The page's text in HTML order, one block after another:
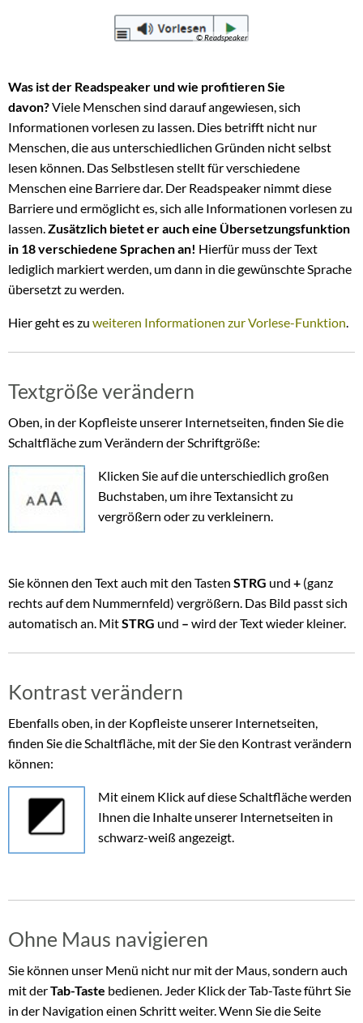
© Readspeaker
Was ist der Readspeaker und wie profitieren Sie
davon?Viele Menschen sind darauf angewiesen, sich
Informationen vorlesen zu lassen. Dies betrifft nicht nur
Menschen, die aus unterschiedlichen Gründen nicht selbst
lesen können. Das Selbstlesen stellt für verschiedene
Menschen eine Barriere dar. Der Readspeaker nimmt diese
Barriere und ermöglicht es, sich alle Informationen vorlesen zu
lassen.Zusätzlich bietet er auch eine Übersetzungsfunktion
in 18 verschiedene Sprachen an! Hierfür muss der Text
lediglich markiert werden, um dann in die gewünschte Sprache
übersetzt zu werden.
Hier geht es zu weiteren Informationen zur Vorlese-Funktion.
Textgröße verändern
Oben, in der Kopfleiste unserer Internetseiten, finden Sie die
Schaltfläche zum Verändern der Schriftgröße:
Klicken Sie auf die unterschiedlich großen
Buchstaben, um ihre Textansicht zu
vergrößern oder zu verkleinern.
Sie können den Text auch mit den Tasten STRG und + (ganz
rechts auf dem Nummernfeld) vergrößern. Das Bild passt sich
automatisch an. MitSTRG und – wird der Text wieder kleiner.
Kontrast verändern
Ebenfalls oben, in der Kopfleiste unserer Internetseiten,
finden Sie die Schaltfläche, mit der Sie den Kontrast verändern
können:
Mit einem Klick auf diese Schaltfläche werden
Ihnen die Inhalte unserer Internetseiten in
schwarz-weiß angezeigt.
Ohne Maus navigieren
Sie können unser Menü nicht nur mit der Maus, sondern auch
mit derTab-Taste bedienen. Jeder Klick der Tab-Taste führt Sie
in der Navigation einen Schritt weiter. Wenn Sie die Seite